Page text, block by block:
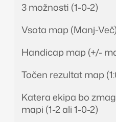
3 možnosti (1-0-2)
Vsota map (Manj-Več)
Handicap
Točen rezultat map
Katera ekipa bo
mapi (1-2 ali 1-0-2)